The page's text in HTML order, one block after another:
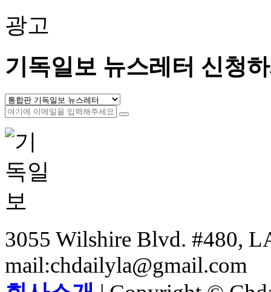
광고
기독일보 뉴스레터 신청
3055 Wilshire Blvd. #480,
mail:chdailyla@gmail.com